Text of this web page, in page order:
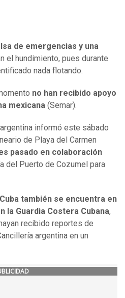
de emergencias y una
el hundimiento, pues durante
nada flotando.
no han recibido apoyo
mexicana (Semar).
informó este sábado
de Playa del Carmen
pasado en colaboración
del Puerto de Cozumel para
Cuba también se encuentra en
la Guardia Costera Cubana,
recibido reportes de
argentina en un